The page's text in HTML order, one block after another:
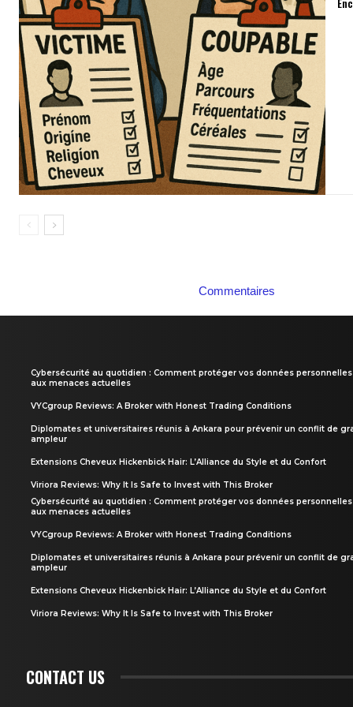
Commentaires
Cybersécurité au quotidien : Comment protéger vos données
aux menaces actuelles
VYCgroup Reviews: A Broker with Honest Trading Conditions
Diplomates et universitaires réunis à Ankara pour prévenir un conflit de
ampleur
Extensions Cheveux Hickenbick Hair: L’Alliance du Style et du Confort
Viriora Reviews: Why It Is Safe to Invest with This Broker
Cybersécurité au quotidien : Comment protéger vos données
aux menaces actuelles
VYCgroup Reviews: A Broker with Honest Trading Conditions
Diplomates et universitaires réunis à Ankara pour prévenir un conflit de
ampleur
Extensions Cheveux Hickenbick Hair: L’Alliance du Style et du Confort
Viriora Reviews: Why It Is Safe to Invest with This Broker
CONTACT US